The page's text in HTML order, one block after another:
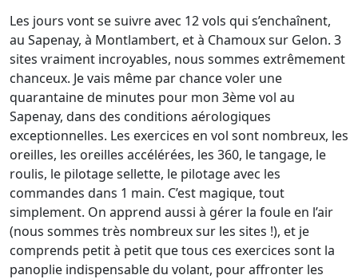
Les jours vont se suivre avec 12 vols qui s’enchaînent,
au Sapenay, à Montlambert, et à Chamoux sur Gelon. 3
sites vraiment incroyables, nous sommes extrêmement
chanceux. Je vais même par chance voler une
quarantaine de minutes pour mon 3ème vol au
Sapenay, dans des conditions aérologiques
exceptionnelles. Les exercices en vol sont nombreux, les
oreilles, les oreilles accélérées, les 360, le tangage, le
roulis, le pilotage sellette, le pilotage avec les
commandes dans 1 main. C’est magique, tout
simplement. On apprend aussi à gérer la foule en l’air
(nous sommes très nombreux sur les sites !), et je
comprends petit à petit que tous ces exercices sont la
panoplie indispensable du volant, pour affronter les